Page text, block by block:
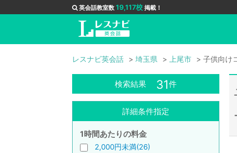
英会話教室数 19,117校 掲載！
レスナビ英会話 埼玉県 上尾市 子供向け
検索結果 31件
詳細条件指定
1時間あたりの料金
2,000円未満(26)